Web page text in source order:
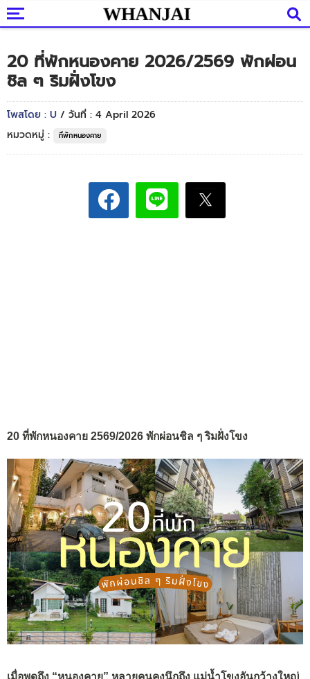
20 ที่พักหนองคาย 2026/2569 พักผ่อน
ชิล ๆ ริมฝั่งโขง
โพสโดย : U / วันที่ : 4 April 2026
หมวดหมู่ :
ที่พักหนองคาย
20 ที่พักหนองคาย 2569/2026 พักผ่อนชิล ๆ ริมฝั่งโขง